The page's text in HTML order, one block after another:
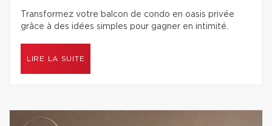
Transformez votre balcon de condo en oasis privée
grâce à des idées simples pour gagner en intimité.
LIRE LA SUITE